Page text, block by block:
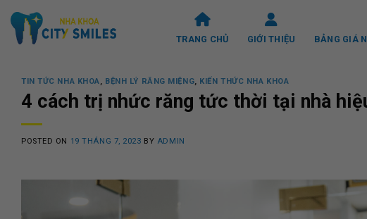
content
TRANG CHỦ GIỚI THIỆU BẢNG GIÁ
TIN TỨC NHA KHOA, BỆNH LÝ RĂNG MIỆNG, KIẾN THỨC NHA KHOA
4 cách trị nhức răng tức thời tại nhà
POSTED ON 19 THÁNG 7, 2023 BY ADMIN